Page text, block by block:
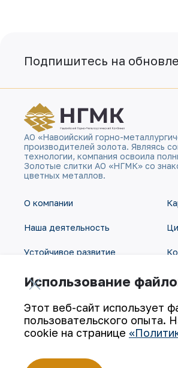
Подпишитесь на
АО «Навоийский горно-
производителей золота. Являясь
технологии, компания освоила
Золотые слитки АО «НГМК» со
цветных металлов.
О компании
Наша деятельность
Устойчивое развитие
Инвесторам
Пресс-центр
Использование
Этот веб-сайт использует
пользовательского опыта.
cookie на странице